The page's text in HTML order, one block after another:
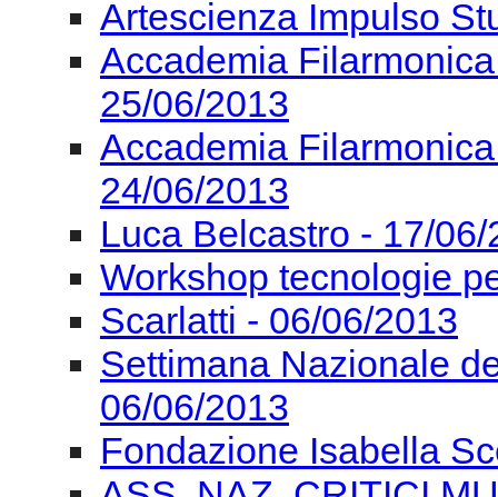
Artescienza Impulso
Accademia
25/06/2013
Accademia
24/06/2013
Luca Belcastro - 17/06/
Workshop tecnologie
Scarlatti - 06/06/2013
Settimana Nazionale
06/06/2013
Fondazione Isabella